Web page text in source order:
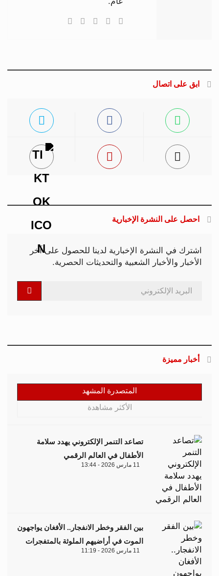
ابق على اتصال
احصل على النشرة الإخبارية
اشترك في النشرة الإخبارية لدينا للحصول على آخر
الأخبار والأخبار الشعبية والتحديثات الحصرية.
أخبار مميزة
المتصدرة المشهد
الأكثر مشاهدة
تصاعد التنمر الإلكتروني يهدد سلامة
الأطفال في العالم الرقمي
11 مارس 2026 - 13:44
بين الفقر وخطر الانفجار.. الأفغان يواجهون
الموت في أراضيهم الملوثة بالمتفجرات
11 مارس 2026 - 11:19